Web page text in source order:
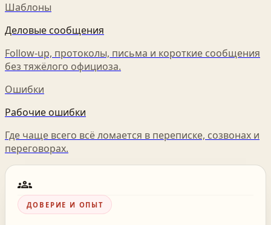
Шаблоны
Деловые сообщения
Follow-up, протоколы, письма и короткие сообщения
без тяжёлого официоза.
Ошибки
Рабочие ошибки
Где чаще всего всё ломается в переписке, созвонах и
переговорах.
groups
ДОВЕРИЕ И ОПЫТ